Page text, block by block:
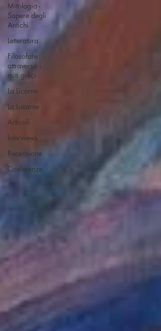
Mitologia -
Sapere degli
Antichi
Letteratura
Filosofare
attraverso i
miti greci
La Licorne
La Lucarne
Articoli
Interviews
Recensione
Conferenze